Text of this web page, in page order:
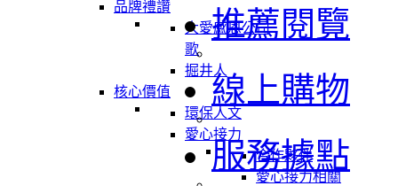
品牌禮讚
大愛感恩公司
歌
掘井人
核心價值
環保人文
愛心接力
合作夥伴
愛心接力相關
推薦閱覽
線上購物
服務據點